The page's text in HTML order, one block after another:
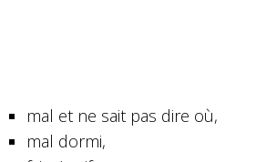
mal et ne sait pas dire où,
mal dormi,